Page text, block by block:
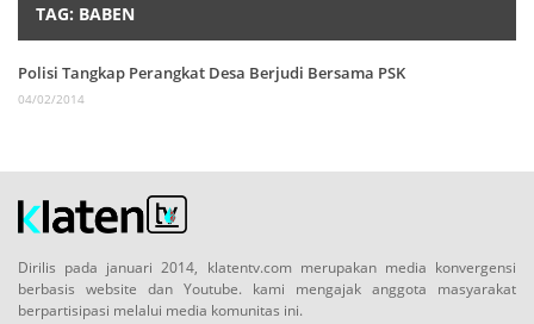
TAG: BABEN
Polisi Tangkap Perangkat Desa Berjudi Bersama PSK
04/02/2014
Dirilis pada januari 2014, klatentv.com merupakan media konvergensi
berbasis website dan Youtube. kami mengajak anggota masyarakat
berpartisipasi melalui media komunitas ini.